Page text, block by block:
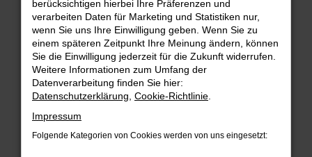
Fehler: Network Error
Beim Laden ist ein Fehler aufgetreten.
Hier sind ein paar Tipps, die dir helfen können:
Überprüfe deine Firewall und deine
Internetverbindung.
Laden andere Webseiten, zum Beispiel deine
Suchmaschine?
Prüfe deine Browsererweiterungen.
berücksichtigen hierbei Ihre Präferenzen und
verarbeiten Daten für Marketing und Statistiken nur,
wenn Sie uns Ihre Einwilligung geben. Wenn Sie zu
einem späteren Zeitpunkt Ihre Meinung ändern, können
Sie die Einwilligung jederzeit für die Zukunft widerrufen.
Weitere Informationen zum Umfang der
Datenverarbeitung finden Sie hier:
Datenschutzerklärung Cookie-Richtlinie
Impressum
Folgende Kategorien von Cookies werden von uns eingesetzt: